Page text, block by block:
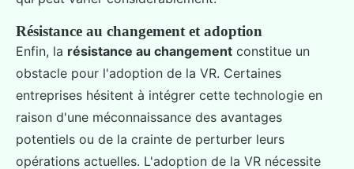
Résistance au changement et adoption
Enfin, la résistance au changement constitue un
obstacle pour l'adoption de la VR. Certaines
entreprises hésitent à intégrer cette technologie en
raison d'une méconnaissance des avantages
potentiels ou de la crainte de perturber leurs
opérations actuelles. L'adoption de la VR nécessite